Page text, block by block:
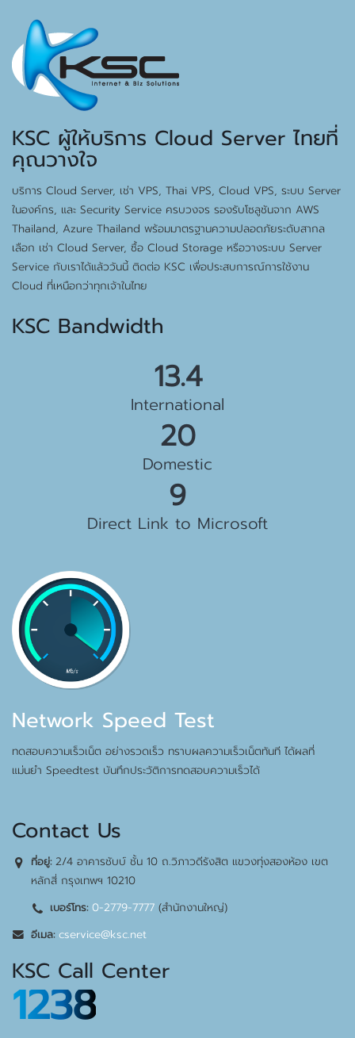
KSC ผู้ให้บริการ Cloud Server ไทยที่
คุณวางใจ
บริการ Cloud Server, เช่า VPS, Thai VPS, Cloud VPS, ระบบ Server
ในองค์กร, และ Security Service ครบวงจร รองรับโซลูชันจาก AWS
Thailand, Azure Thailand พร้อมมาตรฐานความปลอดภัยระดับสากล
เลือก เช่า Cloud Server, ซื้อ Cloud Storage หรือวางระบบ Server
Service กับเราได้แล้ววันนี้ ติดต่อ KSC เพื่อประสบการณ์การใช้งาน
Cloud ที่เหนือกว่าทุกเจ้าในไทย
KSC Bandwidth
15.5 Gbps
International
23 Gbps
Domestic
10 Gbps
Direct Link to Microsoft
Network Speed Test
ทดสอบความเร็วเน็ต อย่างรวดเร็ว ทราบผลความเร็วเน็ตทันที ได้ผลที่
แม่นยำ Speedtest บันทึกประวัติการทดสอบความเร็วได้
Contact Us
ที่อยู่:2/4 อาคารชับบ์ ชั้น 10 ถ.วิภาวดีรังสิต แขวงทุ่งสองห้อง เขต
หลักสี่ กรุงเทพฯ 10210
เบอร์โทร: 0-2779-7777 (สำนักงานใหญ่)
อีเมล: cservice@ksc.net
KSC Call Center
1238